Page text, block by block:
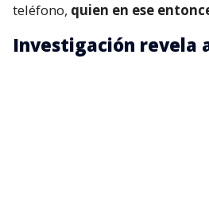
teléfono, quien en ese
Investigación revela